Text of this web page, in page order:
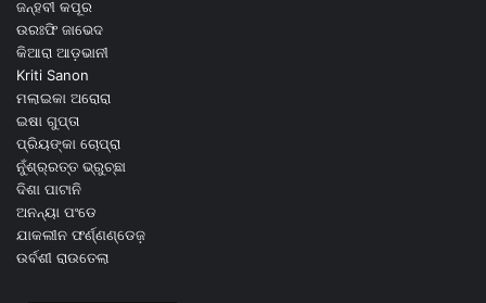
ଜନ୍ହବୀ କପୂର
ଉରଃଫି ଜାଭେଦ
କିଆରା ଆଡ଼ଭାନୀ
Kriti Sanon
ମଲାଇକା ଅରୋରା
ଇଷା ଗୁପ୍ତା
ପ୍ରିୟଙ୍କା ଚୋପ୍ରା
ନୁଁଶ୍ର୍ରତ୍ତ ଭ୍ରୁଚ୍ଛା
ଦିଶା ପାଟାନି
ଅନନ୍ୟା ପଂଡେ
ଯାକଲୀନ ଫର୍ଣ୍ଣଣ୍ଡେଜ଼
ଉର୍ବଶୀ ରାଉତେଲା